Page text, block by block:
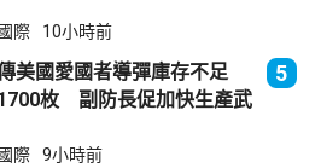
國際 10小時前
美國愛國者導彈庫存不足
枚 副防長促加快生產武
5
國際 9小時前